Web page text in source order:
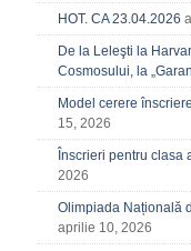
HOT. CA 23.04.2026
De la Leleşti la
Cosmosului, la
Model cerere
15, 2026
Înscrieri pentru clasa
2026
Olimpiada Națională
aprilie 10, 2026